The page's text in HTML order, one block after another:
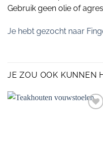
Gebruik geen olie of
Je hebt gezocht naar
JE ZOU OOK KUNNEN